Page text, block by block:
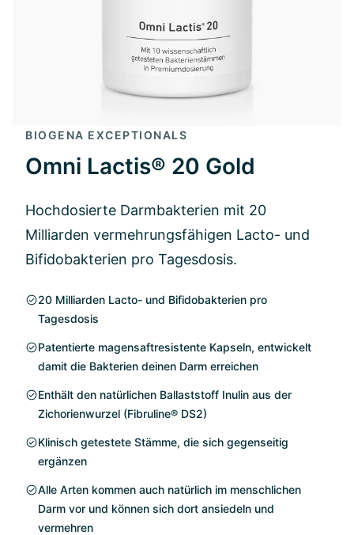
BIOGENA EXCEPTIONALS
Omni Lactis® 20 Gold
Hochdosierte Darmbakterien mit 20
Milliarden vermehrungsfähigen Lacto- und
Bifidobakterien pro Tagesdosis.
20 Milliarden Lacto- und Bifidobakterien pro
Tagesdosis
Patentierte magensaftresistente Kapseln, entwickelt
damit die Bakterien deinen Darm erreichen
Enthält den natürlichen Ballaststoff Inulin aus der
Zichorienwurzel (Fibruline® DS2)
Klinisch getestete Stämme, die sich gegenseitig
ergänzen
Alle Arten kommen auch natürlich im menschlichen
Darm vor und können sich dort ansiedeln und
vermehren